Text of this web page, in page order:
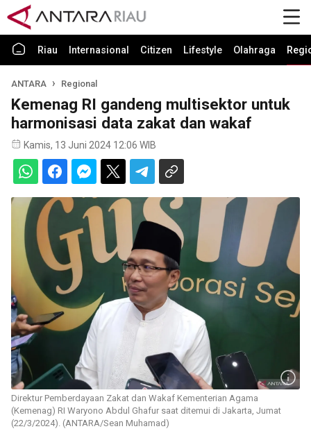
Riau Internasional Citizen Lifestyle Olahraga
ANTARA Regional
Kemenag RI gandeng multisektor untuk
harmonisasi data zakat dan wakaf
Kamis, 13 Juni 2024 12:06 WIB
Direktur Pemberdayaan Zakat dan Wakaf Kementerian Agama
(Kemenag) RI Waryono Abdul Ghafur saat ditemui di Jakarta, Jumat
(22/3/2024). (ANTARA/Sean Muhamad)